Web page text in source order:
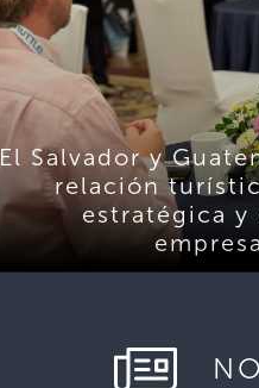
El Salvador y
relación
estratégica y